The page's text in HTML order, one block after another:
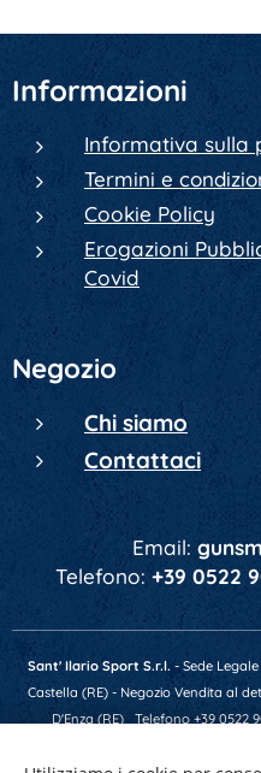
Informazioni
Informativa sulla
Termini e
Cookie Policy
Erogazioni
Covid
Negozio
Chi siamo
Contattaci
Email:
Telefono: +39 0522
Sant' Ilario Sport S.r.l. - Sede
Castella (RE) - Negozio Vendita al
D'Enza (RE) Telefono +39 0522
gunsmarket.armeria@gmail.com -